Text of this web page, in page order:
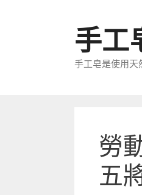
手工
手工皂是使用天
勞
五